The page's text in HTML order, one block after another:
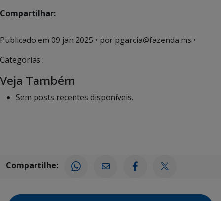
Compartilhar:
Publicado em 09 jan 2025 • por pgarcia@fazenda.ms •
Categorias :
Veja Também
Sem posts recentes disponíveis.
Compartilhe: